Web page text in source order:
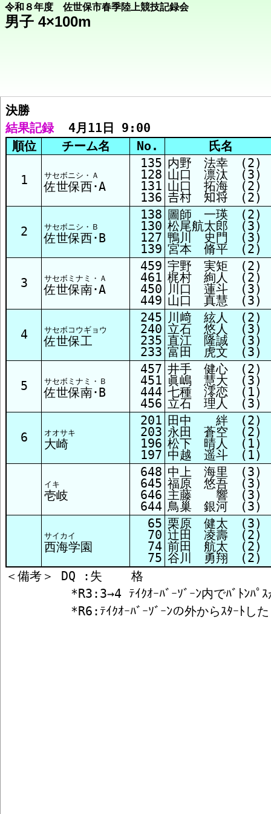
令和８年度 佐世保市春季陸上競技記録会
男子 4×100m
競技メニューへ
決勝
結果記録
  4月11日 9:00
順位
チーム名 No. 氏名
1 サセボニシ・Ａ
佐世保西･A
135
128
131
136
内野 法幸 (2)
山口 凛汰 (3)
山口 拓海 (2)
𠮷村 知将 (2)
2 サセボニシ・Ｂ
佐世保西･B
138
130
127
139
圖師 一瑛 (2)
松尾航太郎 (3)
鴨川 史門 (3)
宮本 脩平 (2)
3 サセボミナミ・Ａ
佐世保南･A
459
461
450
449
宇野 実矩 (2)
梶村 絢人 (2)
川口 蓮斗 (3)
山口 真慧 (3)
4 サセボコウギョウ
佐世保工
245
240
235
233
川﨑 絃人 (2)
立石 悠人 (3)
直江 隆誠 (3)
富田 虎文 (3)
5 サセボミナミ・Ｂ
佐世保南･B
457
451
444
456
井手 健心 (2)
眞嶋 慧大 (3)
七種 澪恋 (1)
立石 理人 (3)
6 オオサキ
大崎
201
203
196
197
田中 絆 (2)
永田 蒼空 (2)
松下 晴人 (1)
中越 遥斗 (1)
イキ
壱岐
648
645
646
644
中上 海里 (3)
福原 悠吾 (3)
主藤 響 (3)
鳥巢 銀河 (3)
サイカイ
西海学園
65
70
74
75
栗原 健太 (3)
辻田 凌壽 (2)
前田 航太 (2)
谷川 勇翔 (2)
＜備考＞ DQ :失    格
*R3:3→4 ﾃｲｸｵｰﾊﾞｰｿﾞｰﾝ内でﾊﾞﾄﾝﾊﾟ